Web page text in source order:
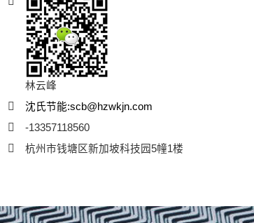
林云峰
沈氏节能:scb@hzwkjn.com
-13357118560
杭州市钱塘区新加坡科技园5幢1楼